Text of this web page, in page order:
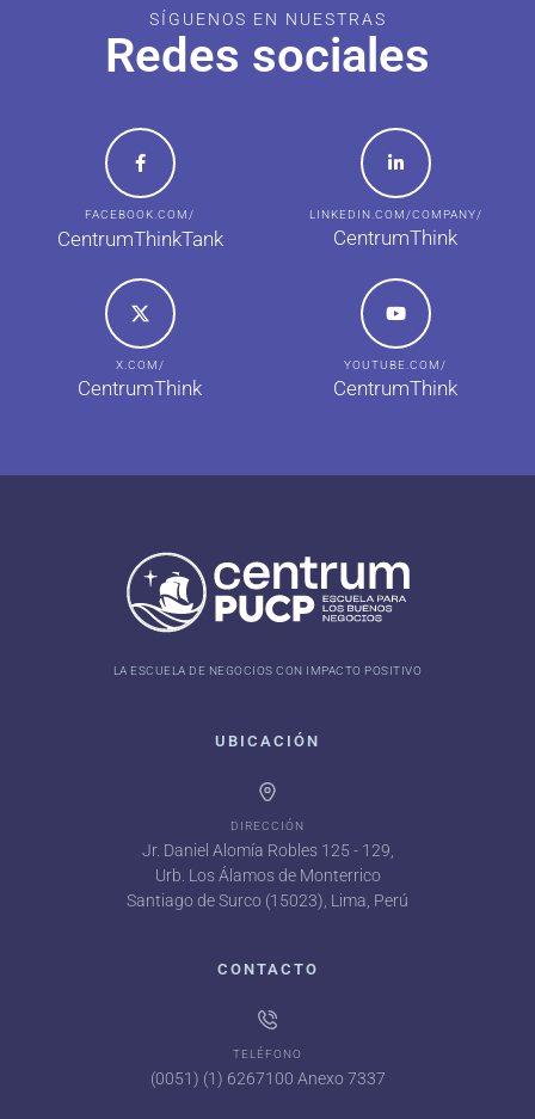
SÍGUENOS EN NUESTRAS
Redes sociales
FACEBOOK.COM/
CentrumThinkTank
LINKEDIN.COM/COMPANY/
CentrumThink
X.COM/
CentrumThink
YOUTUBE.COM/
CentrumThink
LA ESCUELA DE NEGOCIOS CON IMPACTO POSITIVO
UBICACIÓN
DIRECCIÓN
Jr. Daniel Alomía Robles 125 - 129,
Urb. Los Álamos de Monterrico
Santiago de Surco (15023), Lima, Perú
CONTACTO
TELÉFONO
(0051) (1) 6267100 Anexo 7337